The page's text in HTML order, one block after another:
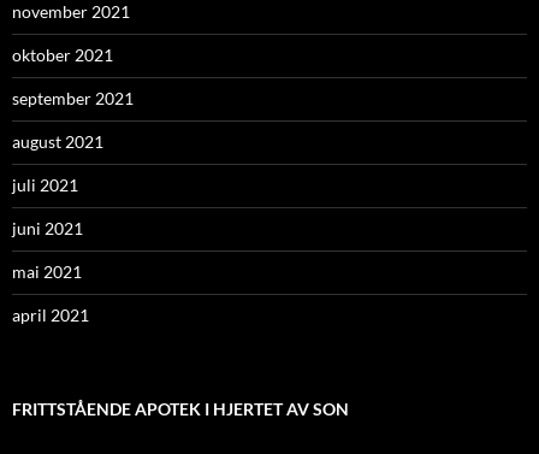
november 2021
oktober 2021
september 2021
august 2021
juli 2021
juni 2021
mai 2021
april 2021
FRITTSTÅENDE APOTEK I HJERTET AV SON